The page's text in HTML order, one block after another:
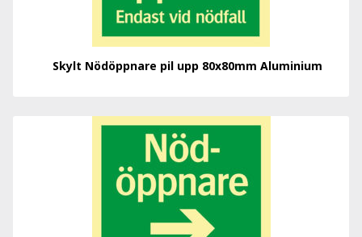
Skylt Nödöppnare pil upp 80x80mm Aluminium